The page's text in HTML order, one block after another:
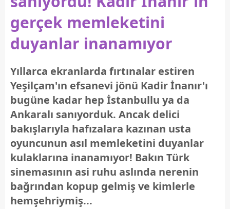
gerçek memleketini
duyanlar inanamıyor
Yıllarca ekranlarda fırtınalar estiren
Yeşilçam'ın efsanevi jönü Kadir İnanır'ı
bugüne kadar hep İstanbullu ya da
Ankaralı sanıyorduk. Ancak delici
bakışlarıyla hafızalara kazınan usta
oyuncunun asıl memleketini duyanlar
kulaklarına inanamıyor! Bakın Türk
sinemasının asi ruhu aslında nerenin
bağrından kopup gelmiş ve kimlerle
hemşehriymiş...